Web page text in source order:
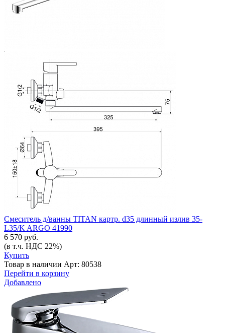
Смеситель д/ванны TITAN картр. d35 длинный излив 35-
L35/K ARGO 41990
6 570 руб.
(в т.ч. НДС 22%)
Купить
Товар в наличии Арт: 80538
Перейти в корзину
Добавлено